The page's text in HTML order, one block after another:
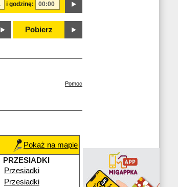
i godzinę:
Pobierz
Pomoc
Pokaż na mapie
PRZESIADKI
Przesiadki
Przesiadki